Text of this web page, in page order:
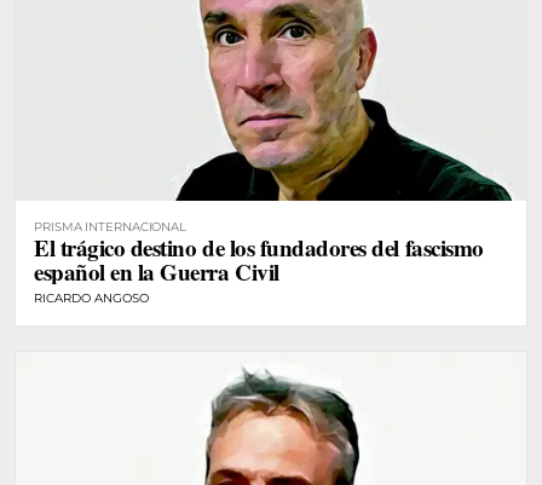
PRISMA INTERNACIONAL
El trágico destino de los fundadores del fascismo
español en la Guerra Civil
RICARDO ANGOSO